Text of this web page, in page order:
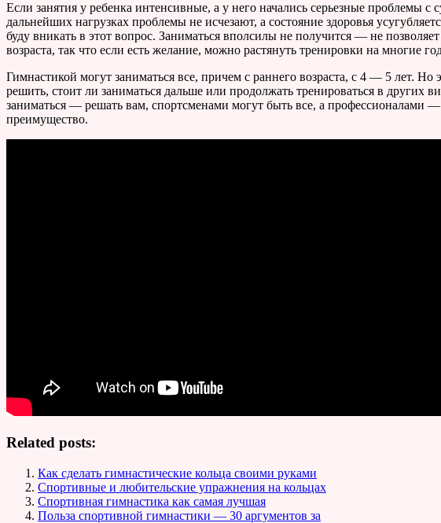
Если занятия у ребенка интенсивные, а у него начались серьезные проблемы
дальнейших нагрузках проблемы не исчезают, а состояние здоровья
буду вникать в этот вопрос. Заниматься вполсилы не получится — не
возраста, так что если есть желание, можно растянуть тренировки на многие
Гимнастикой могут заниматься все, причем с раннего возраста, с 4 — 5 лет.
решить, стоит ли заниматься дальше или продолжать тренироваться в других
заниматься — решать вам, спортсменами могут быть все, а
преимущество.
Related posts:
Как сделать гимнастические кольца своими руками
Спортивные и любительские упражнения на кольцах
Спортивная гимнастика как самая лучшая
Польза спортивной гимнастики — 30 аргументов за